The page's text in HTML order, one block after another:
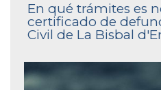
En qué trámites es
certificado de
Civil de La Bisbal